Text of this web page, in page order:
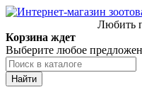
Любить
Корзина ждет
Выберите любое
Найти